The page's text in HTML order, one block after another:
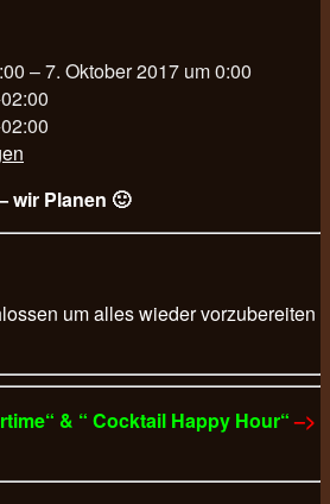
– 7. Oktober 2017 um 0:00
wir Planen 🙂
um alles wieder vorzubereiten
& “ Cocktail Happy Hour“–>